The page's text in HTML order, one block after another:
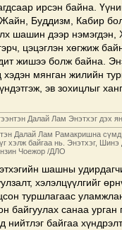
ирсэн байна.
Буддизм, Кабир
шашин дээр
цэцэглэн хөгжиж
жишээ болж байна.
мянган жилийн
эв зохицлыг
Далай Лам Рамакришна
хэлж байгаа нь. Энэтхэг, Шинэ
Чоежор /ДЛО
шашны
хэлэлцүүлгийг
туршлагаас
байгуулах санаа
нийтлэг байгаа